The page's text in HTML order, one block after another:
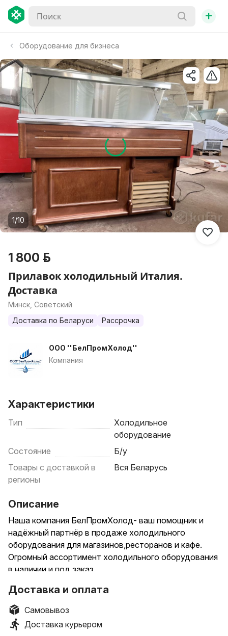
+
Оборудование для бизнеса
1/10
1 800 р.
Прилавок холодильный Италия.
Доставка
Минск, Советский
Доставка по Беларуси
Рассрочка
ООО ''БелПромХолод''
Компания
Характеристики
Тип
Холодильное
оборудование
Состояние
Б/у
Товары с доставкой в
регионы
Вся Беларусь
Описание
Наша компания БелПромХолод- ваш помощник и
надёжный партнёр в продаже холодильного
оборудования для магазинов,ресторанов и кафе.
Огромный ассортимент холодильного оборудования
в наличии и под заказ.
Беларуси.
Также представлен большой выбор товаров в
других наших объявлениях.
_____________________________________________________________
Доставка и оплата
Самовывоз
Доставка курьером